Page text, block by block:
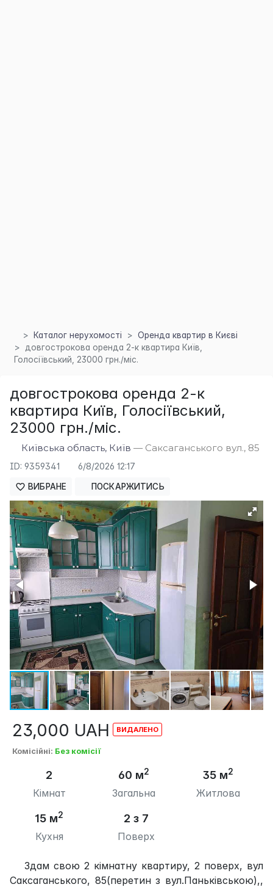
Каталог нерухомості
Оренда квартир в Києві
довгострокова оренда 2-к квартира Київ,
Голосіївський, 23000 грн./міс.
довгострокова оренда 2-к
квартира Київ, Голосіївський,
23000 грн./міс.
Київська область, Київ — Саксаганського вул., 85
ID: 9359341 6/8/2026 12:17
ВИБРАНЕ ПОСКАРЖИТИСЬ
23,000 UAH
Комісійні: Без комісії
2
Кімнат
60 м2
Загальна
35 м2
Житлова
15 м2
Кухня
2 з 7
Поверх
Здам свою 2 кімнатну квартиру, 2 поверх, вул
Саксаганського, 85(перетин з вул.Паньківською),,